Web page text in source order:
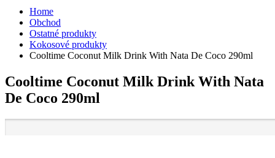
Home
Obchod
Ostatné produkty
Kokosové produkty
Cooltime Coconut Milk Drink With Nata De Coco 290ml
Cooltime Coconut Milk Drink With Nata
De Coco 290ml